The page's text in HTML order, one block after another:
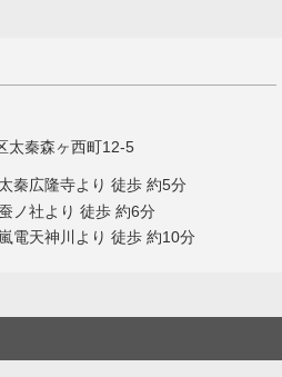
太秦森ヶ西町12-5
秦広隆寺より 徒歩 約5分
ノ社より 徒歩 約6分
電天神川より 徒歩 約10分